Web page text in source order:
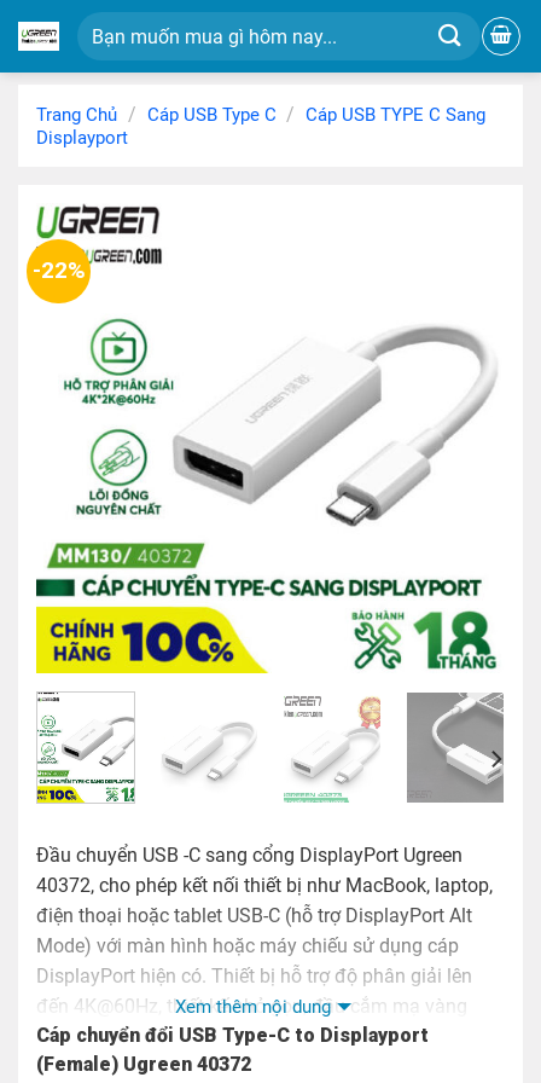
đến
nội
dung
Tìm
kiếm:
Trang Chủ / Cáp USB Type C / Cáp USB TYPE C Sang
Displayport
-22%
Đầu chuyển USB -C sang cổng DisplayPort Ugreen
40372, cho phép kết nối thiết bị như MacBook, laptop,
điện thoại hoặc tablet USB-C (hỗ trợ DisplayPort Alt
Mode) với màn hình hoặc máy chiếu sử dụng cáp
DisplayPort hiện có. Thiết bị hỗ trợ độ phân giải lên
đến 4K@60Hz, thiết kế nhỏ gọn, đầu cắm mạ vàng
chống gỉ
Xem thêm nội dung
Cáp chuyển đổi USB Type-C to Displayport
(Female) Ugreen 40372